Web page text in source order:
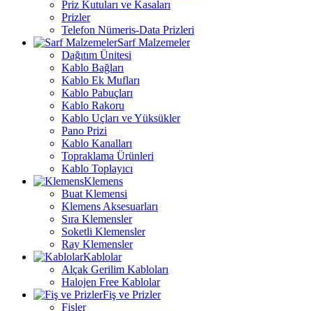
Priz Kutuları ve Kasaları
Prizler
Telefon Nümeris-Data Prizleri
Sarf Malzemeler
Dağıtım Ünitesi
Kablo Bağları
Kablo Ek Mufları
Kablo Pabuçları
Kablo Rakoru
Kablo Uçları ve Yüksükler
Pano Prizi
Kablo Kanalları
Topraklama Ürünleri
Kablo Toplayıcı
Klemens
Buat Klemensi
Klemens Aksesuarları
Sıra Klemensler
Soketli Klemensler
Ray Klemensler
Kablolar
Alçak Gerilim Kabloları
Halojen Free Kablolar
Fiş ve Prizler
Fişler